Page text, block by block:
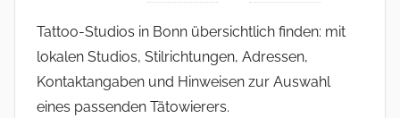
Tattoo-Studios in Bonn übersichtlich finden: mit
lokalen Studios, Stilrichtungen, Adressen,
Kontaktangaben und Hinweisen zur Auswahl
eines passenden Tätowierers.